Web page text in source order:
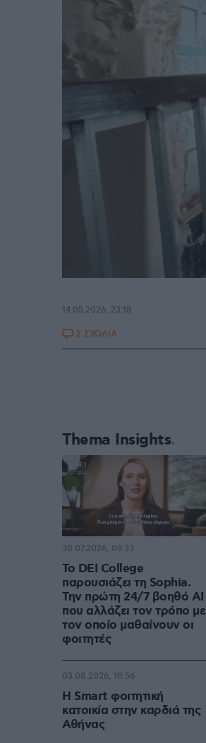
14.05.2026, 23:18
2 ΣΧΟΛΙΑ
Thema Insights
Το DEI College
παρουσιάζει τη Sophia.
Την πρώτη 24/7 βοηθό AI
που αλλάζει τον τρόπο με
τον οποίο μαθαίνουν οι
φοιτητές
30.07.2026, 09:33
Η Smart φοιτητική
κατοικία στην καρδιά της
Αθήνας
03.08.2026, 10:56